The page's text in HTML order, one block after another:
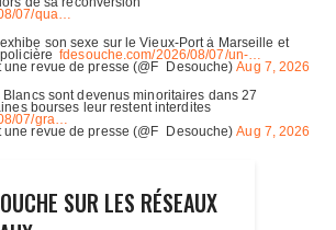
SUR LES RÉSEAUX